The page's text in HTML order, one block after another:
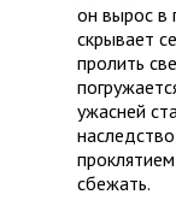
он вырос в
скрывает
пролить
ужасней
сбежать.